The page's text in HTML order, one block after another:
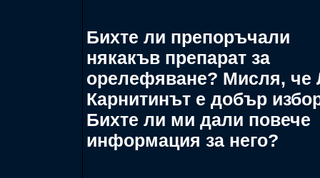
Бихте ли препоръчали
някакъв препарат за
орелефяване? Мисля, че
Карнитинът е добър
Бихте ли ми дали повече
информация за него?